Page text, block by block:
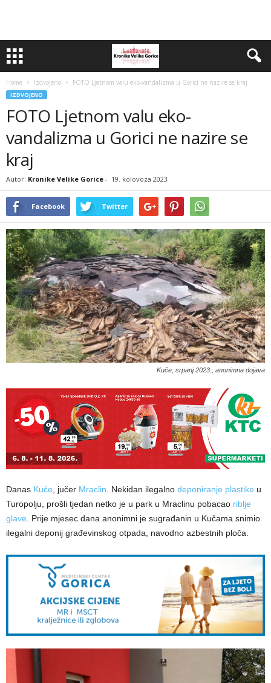
Home Izdvojeno FOTO Ljetnom valu eko-vandalizma u Gorici ne nazire se kraj
IZDVOJENO
FOTO Ljetnom valu eko-
vandalizma u Gorici ne nazire se
kraj
Autor: Kronike Velike Gorice - 19. kolovoza 2023
Facebook Twitter
Kuče, srpanj 2023., anonimna dojava
Danas Kuče , jučer Mraclin . Nekidan ilegalno deponiranje plastike u
Turopolju, prošli tjedan netko je u park u Mraclinu pobacao riblje
glave . Prije mjesec dana anonimni je sugrađanin u Kučama snimio
ilegalni deponij građevinskog otpada, navodno azbestnih ploča.